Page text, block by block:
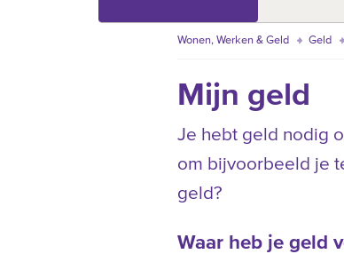
Wonen, Werken & Geld Geld
Mijn geld
Je hebt geld nodig
om bijvoorbeeld je
geld?
Waar heb je geld